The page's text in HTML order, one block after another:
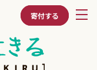
寄付する